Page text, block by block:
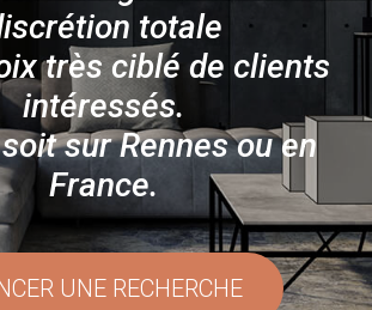
totale
très ciblé de clients
intéressés.
sur Rennes ou en
France.
UNE RECHERCHE